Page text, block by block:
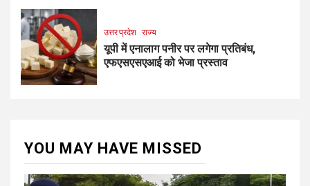
उत्तर प्रदेश राज्य
यूपी में एनालाग पनीर पर लगेगा प्रतिबंध,
एफएसएसएआई को भेजा प्रस्ताव
YOU MAY HAVE MISSED